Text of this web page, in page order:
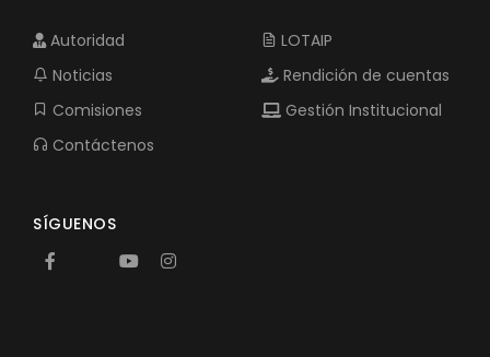
Autoridad
Noticias
Comisiones
Contáctenos
LOTAIP
Rendición de cuentas
Gestión Institucional
SÍGUENOS